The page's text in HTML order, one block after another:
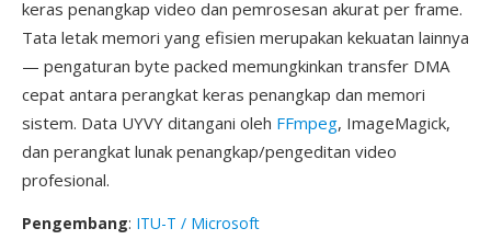
keras penangkap video dan pemrosesan akurat per frame.
Tata letak memori yang efisien merupakan kekuatan lainnya
— pengaturan byte packed memungkinkan transfer DMA
cepat antara perangkat keras penangkap dan memori
sistem. Data UYVY ditangani oleh FFmpeg, ImageMagick,
dan perangkat lunak penangkap/pengeditan video
profesional.
Pengembang: ITU-T / Microsoft